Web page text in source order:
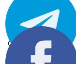
Chia sẻ: